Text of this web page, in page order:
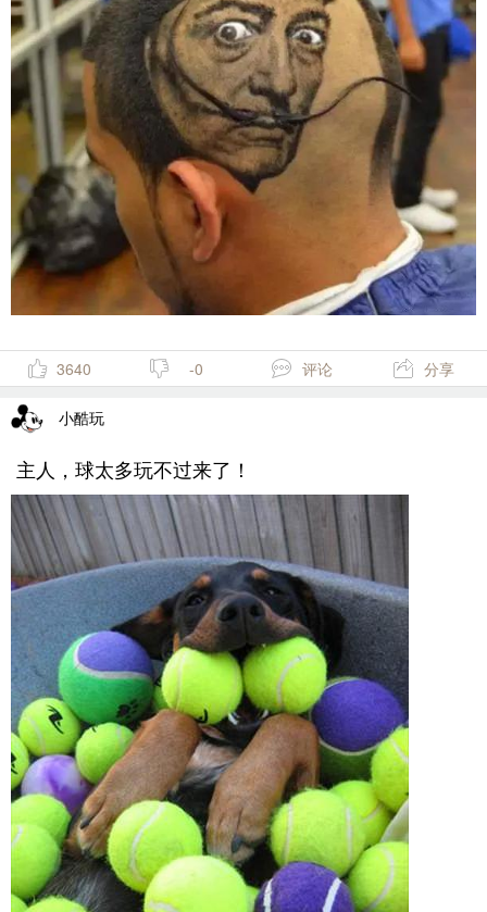
3640 -0 评论 分享
小酷玩
主人，球太多玩不过来了！